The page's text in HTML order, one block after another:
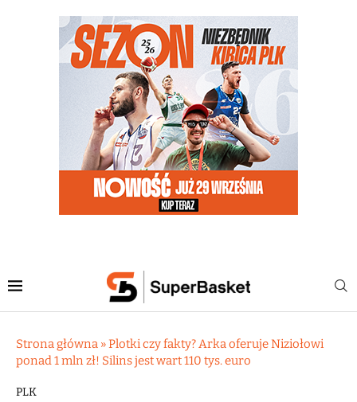
Strona główna »Plotki czy fakty? Arka oferuje Niziołowi
ponad 1 mln zł! Silins jest wart 110 tys. euro
PLK